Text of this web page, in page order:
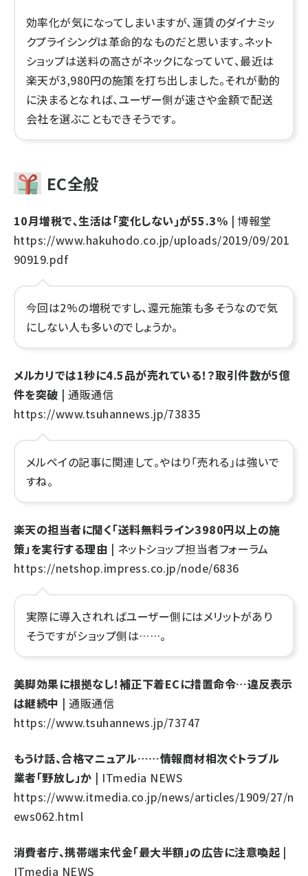
効率化が気になってしまいますが、運賃のダイナミッ
クプライシングは革命的なものだと思います。ネット
ショップは送料の高さがネックになっていて、最近は
楽天が3,980円の施策を打ち出しました。それが動的
に決まるとなれば、ユーザー側が速さや金額で配送
会社を選ぶこともできそうです。
EC全般
10月増税で､生活は｢変化しない｣が55.3% | 博報堂
https://www.hakuhodo.co.jp/uploads/2019/09/201
90919.pdf
今回は2%の増税ですし、還元施策も多そうなので気
にしない人も多いのでしょうか。
メルカリでは1秒に4.5品が売れている！？取引件数が5億
件を突破 | 通販通信
https://www.tsuhannews.jp/73835
メルペイの記事に関連して。やはり「売れる」は強いで
すね。
楽天の担当者に聞く「送料無料ライン3980円以上の施
策」を実行する理由 | ネットショップ担当者フォーラム
https://netshop.impress.co.jp/node/6836
実際に導入されればユーザー側にはメリットがあり
そうですがショップ側は……。
美脚効果に根拠なし！補正下着ECに措置命令…違反表示
は継続中 | 通販通信
https://www.tsuhannews.jp/73747
もうけ話、合格マニュアル……情報商材相次ぐトラブル
業者「野放し」か | ITmedia NEWS
https://www.itmedia.co.jp/news/articles/1909/27/n
ews062.html
消費者庁、携帯端末代金「最大半額」の広告に注意喚起 |
ITmedia NEWS